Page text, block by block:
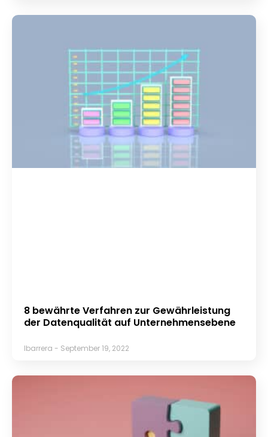
8 bewährte Verfahren zur Gewährleistung
der Datenqualität auf Unternehmensebene
lbarrera September 19, 2022